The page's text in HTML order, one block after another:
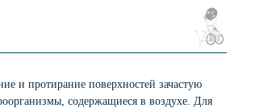
и протирание поверхностей зачастую
содержащиеся в воздухе. Для